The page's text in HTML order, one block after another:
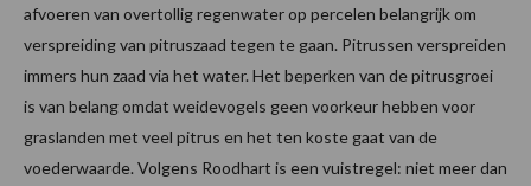
afvoeren van overtollig regenwater op percelen belangrijk om
verspreiding van pitruszaad tegen te gaan. Pitrussen verspreiden
immers hun zaad via het water. Het beperken van de pitrusgroei
is van belang omdat weidevogels geen voorkeur hebben voor
graslanden met veel pitrus en het ten koste gaat van de
voederwaarde. Volgens Roodhart is een vuistregel: niet meer dan